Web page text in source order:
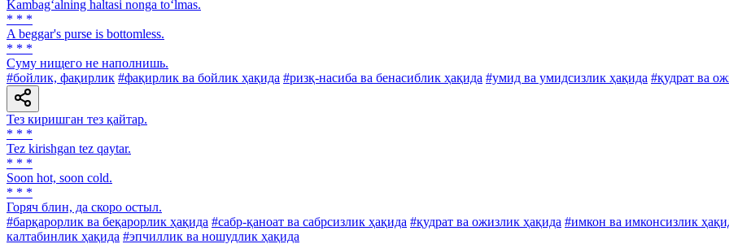
Kambag‘alning haltasi nonga to‘lmas.
* * *
A beggar's purse is bottomless.
* * *
Суму нищего не наполнишь.
#бойлик, фақирлик #фақирлик ва бойлик ҳақида #ризқ-насиба ва бенасиблик ҳақида #умид ва умидсизлик ҳақида #қудрат ва
Тез киришган тез қайтар.
* * *
Tez kirishgan tez qaytar.
* * *
Soon hot, soon cold.
* * *
Горяч блин, да скоро остыл.
#барқарорлик ва беқарорлик ҳақида #сабр-қаноат ва сабрсизлик ҳақида #қудрат ва ожизлик ҳақида #имкон ва имконсизлик
калтабинлик ҳақида #эпчиллик ва ношудлик ҳақида